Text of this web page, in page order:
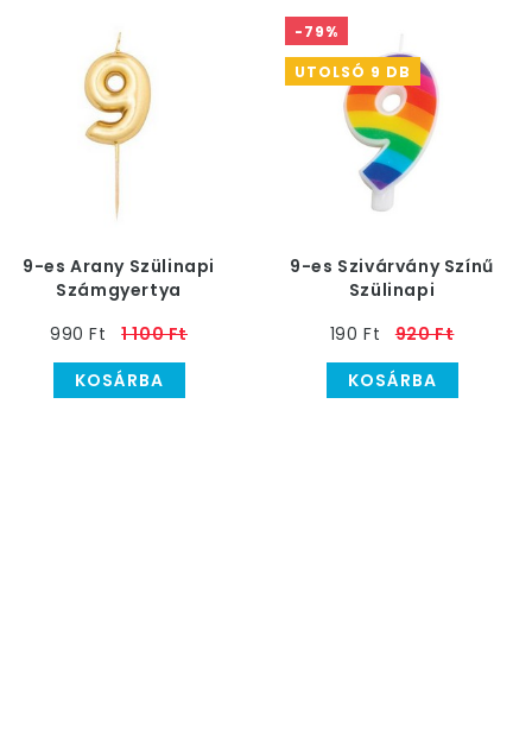
9-es Arany Szülinapi
Számgyertya
990 Ft
1 100 Ft
KOSÁRBA
-79%
UTOLSÓ 9 DB
9-es Szivárvány Színű
Szülinapi
190 Ft
920 Ft
KOSÁRBA